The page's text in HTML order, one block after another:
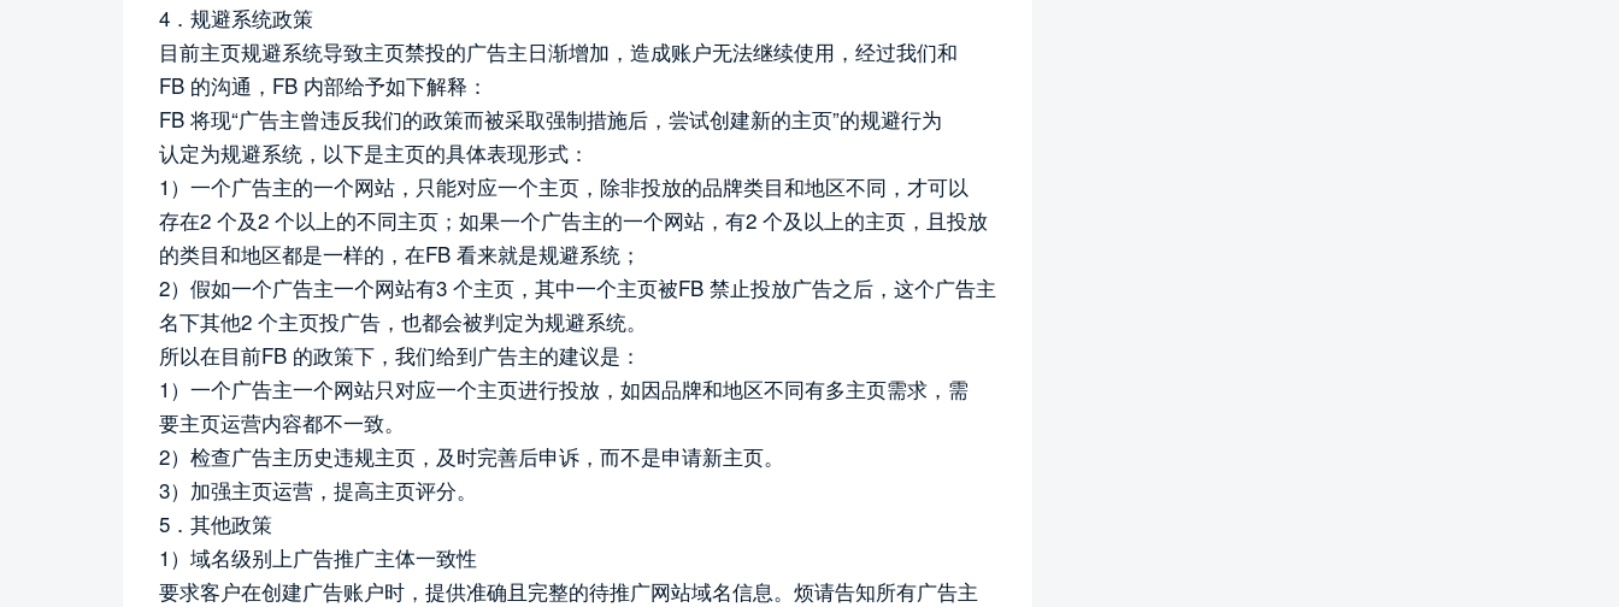
4．规避系统政策
目前主页规避系统导致主页禁投的广告主日渐增加，造成账户无法继续使用，经过我们和
FB 的沟通，FB 内部给予如下解释：
FB 将现“广告主曾违反我们的政策而被采取强制措施后，尝试创建新的主页”的规避行为
认定为规避系统，以下是主页的具体表现形式：
1）一个广告主的一个网站，只能对应一个主页，除非投放的品牌类目和地区不同，才可以
存在2 个及2 个以上的不同主页；如果一个广告主的一个网站，有2 个及以上的主页，且投放
的类目和地区都是一样的，在FB 看来就是规避系统；
2）假如一个广告主一个网站有3 个主页，其中一个主页被FB 禁止投放广告之后，这个广告主
名下其他2 个主页投广告，也都会被判定为规避系统。
所以在目前FB 的政策下，我们给到广告主的建议是：
1）一个广告主一个网站只对应一个主页进行投放，如因品牌和地区不同有多主页需求，需
要主页运营内容都不一致。
2）检查广告主历史违规主页，及时完善后申诉，而不是申请新主页。
3）加强主页运营，提高主页评分。
5．其他政策
1）域名级别上广告推广主体一致性
要求客户在创建广告账户时，提供准确且完整的待推广网站域名信息。烦请告知所有广告主